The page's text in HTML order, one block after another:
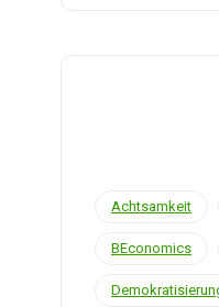
Achtsamkeit
BEconomics